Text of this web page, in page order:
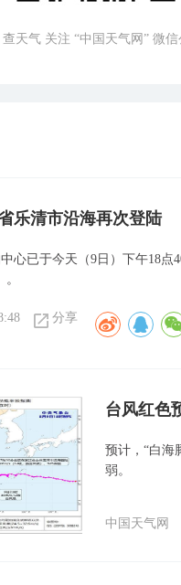
查天气 关注 “中国天气网” 微
乐清市沿海再次登陆
心已于今天（9日）下午18
分享
台风红色
预计，“白海
弱。
中国天气网